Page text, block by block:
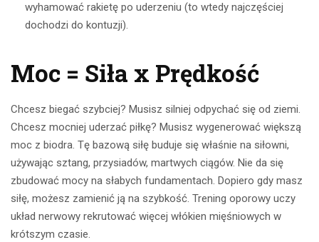
wyhamować rakietę po uderzeniu (to wtedy najczęściej
dochodzi do kontuzji).
Moc = Siła x Prędkość
Chcesz biegać szybciej? Musisz silniej odpychać się od ziemi.
Chcesz mocniej uderzać piłkę? Musisz wygenerować większą
moc z biodra. Tę bazową siłę buduje się właśnie na siłowni,
używając sztang, przysiadów, martwych ciągów. Nie da się
zbudować mocy na słabych fundamentach. Dopiero gdy masz
siłę, możesz zamienić ją na szybkość. Trening oporowy uczy
układ nerwowy rekrutować więcej włókien mięśniowych w
krótszym czasie.